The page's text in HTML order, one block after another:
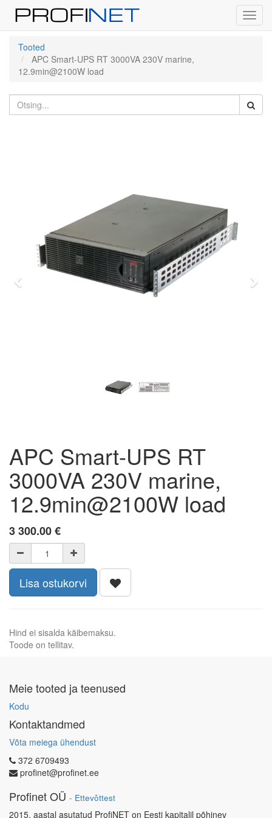
Tooted
APC Smart-UPS RT 3000VA 230V marine,
12.9min@2100W load
APC Smart-UPS RT
3000VA 230V marine,
12.9min@2100W load
3 300.00€
Lisa ostukorvi
Hind ei sisalda käibemaksu.
Toode on tellitav.
Meie tooted ja teenused
Kodu
Kontaktandmed
Võta meiega ühendust
372 6709493
profinet@profinet.ee
Profinet OÜ - Ettevõttest
2015. aastal asutatud ProfiNET on Eesti kapitalil põhinev